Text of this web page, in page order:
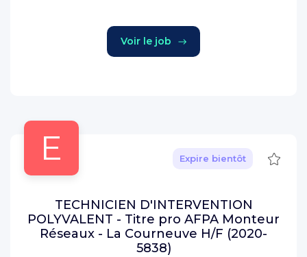
Voir le job
E Expire bientôt
TECHNICIEN D'INTERVENTION
POLYVALENT - Titre pro AFPA Monteur
Réseaux - La Courneuve H/F (2020-
5838)